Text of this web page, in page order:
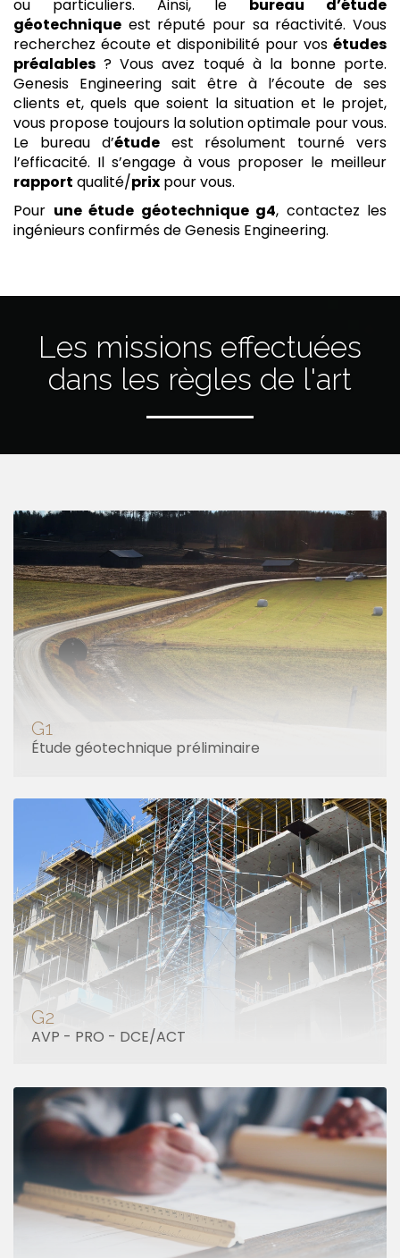
ou particuliers. Ainsi, le bureau d’étude
géotechnique est réputé pour sa réactivité. Vous
recherchez écoute et disponibilité pour vos études
préalables ? Vous avez toqué à la bonne porte.
Genesis Engineering sait être à l’écoute de ses
clients et, quels que soient la situation et le projet,
vous propose toujours la solution optimale pour vous.
Le bureau d’étudeest résolument tourné vers
l’efficacité. Il s’engage à vous proposer le meilleur
rapport qualité/prix pour vous.
Pour une étude géotechnique g4, contactez les
ingénieurs confirmés de Genesis Engineering.
Les missions effectuées
dans les règles de l'art
G1
Étude géotechnique préliminaire
G2
AVP - PRO - DCE/ACT